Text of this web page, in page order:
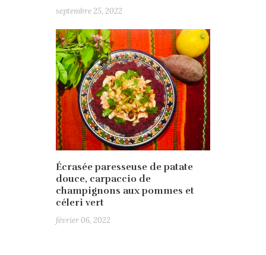
septembre 25, 2022
Écrasée paresseuse de patate
douce, carpaccio de
champignons aux pommes et
céleri vert
février 06, 2022